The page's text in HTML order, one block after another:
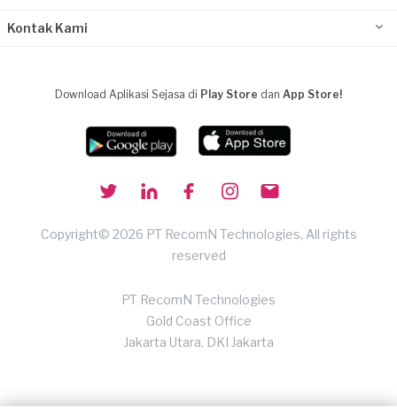
Kontak Kami
Download Aplikasi Sejasa di Play Store dan App Store!
Copyright© 2026 PT RecomN Technologies, All rights
reserved
PT RecomN Technologies
Gold Coast Office
Jakarta Utara, DKI Jakarta